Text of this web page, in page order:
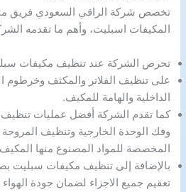
تخصص شركة الراقي السعودي فريق
المكيفات اسبليت، وأهم ما تقدمه
تحرص الشركة عند تنظيف مكيفات
على تنظيف الفلاتر والمكثف وخرطوم
الداخلية والهامة للمكيف.
كما تقدم الشركة أفضل عمليات
وفك الوحدة الخارجية وتنظيف
المخصصة للمواد المصنوع منها
بالإضافة إلى تنظيف مكيفات سبليت
تعقيم جميع الاجزاء لضمان جودة